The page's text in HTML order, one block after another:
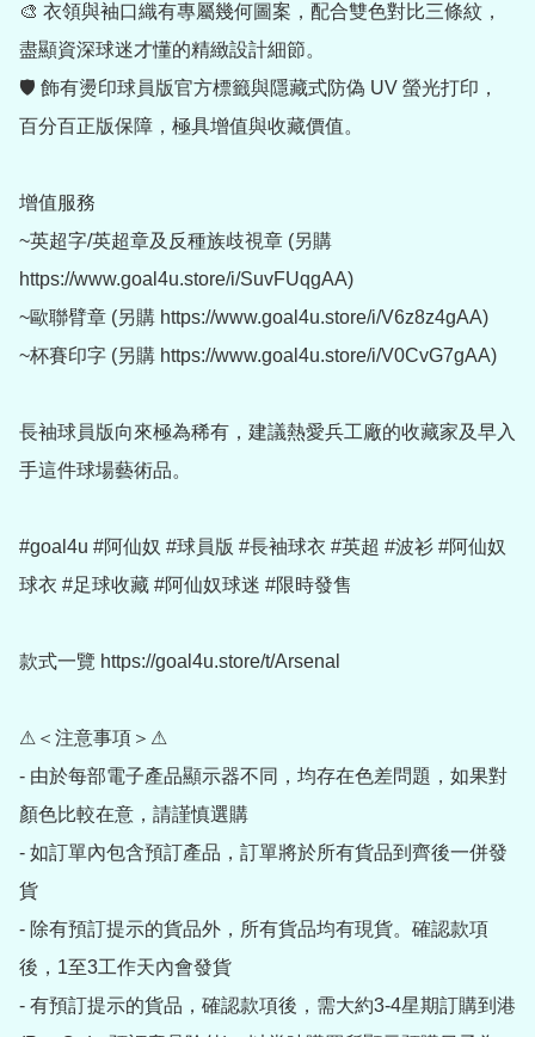
🎨 衣領與袖口織有專屬幾何圖案，配合雙色對比三條紋，
盡顯資深球迷才懂的精緻設計細節。
🛡 飾有燙印球員版官方標籤與隱藏式防偽 UV 螢光打印，
百分百正版保障，極具增值與收藏價值。
增值服務
~英超字/英超章及反種族歧視章 (另購
https://www.goal4u.store/i/SuvFUqgAA)
~歐聯臂章 (另購 https://www.goal4u.store/i/V6z8z4gAA)
~杯賽印字 (另購 https://www.goal4u.store/i/V0CvG7gAA)
長袖球員版向來極為稀有，建議熱愛兵工廠的收藏家及早入
手這件球場藝術品。
#goal4u #阿仙奴 #球員版 #長袖球衣 #英超 #波衫 #阿仙奴
球衣 #足球收藏 #阿仙奴球迷 #限時發售
款式一覽 https://goal4u.store/t/Arsenal
⚠＜注意事項＞⚠
- 由於每部電子產品顯示器不同，均存在色差問題，如果對
顏色比較在意，請謹慎選購
- 如訂單內包含預訂產品，訂單將於所有貨品到齊後一併發
貨
- 除有預訂提示的貨品外，所有貨品均有現貨。確認款項
後，1至3工作天內會發貨
- 有預訂提示的貨品，確認款項後，需大約3-4星期訂購到港